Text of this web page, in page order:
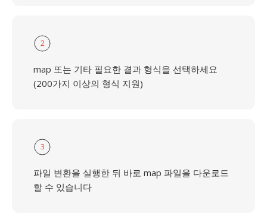
2
map 또는 기타 필요한 결과 형식을 선택하세요
(200가지 이상의 형식 지원)
3
파일 변환을 실행한 뒤 바로 map 파일을 다운로드
할 수 있습니다